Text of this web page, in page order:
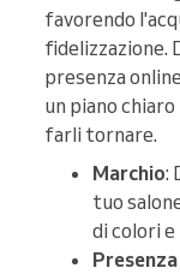
favorendo
fidelizzazione.
presenza
un piano
farli tornare.
Marchio:
tuo
di colori